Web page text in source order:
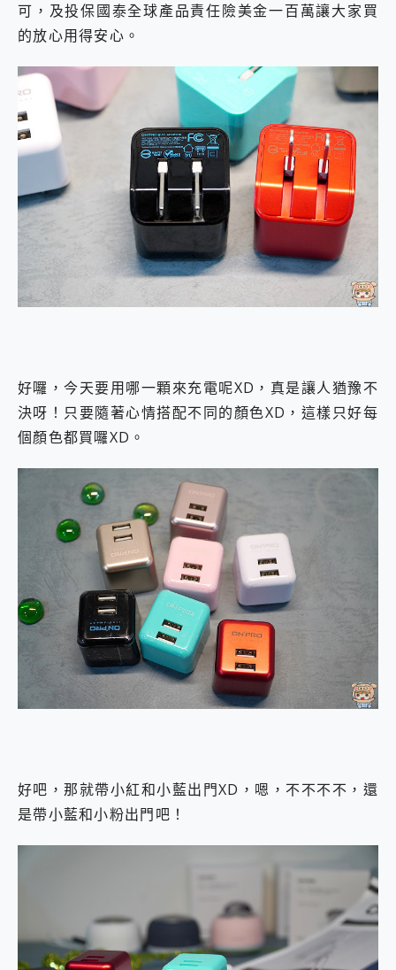
可，及投保國泰全球產品責任險美金一百萬讓大家買
的放心用得安心。
好囉，今天要用哪一顆來充電呢XD，真是讓人猶豫不
決呀！只要隨著心情搭配不同的顏色XD，這樣只好每
個顏色都買囉XD。
好吧，那就帶小紅和小藍出門XD，嗯，不不不不，還
是帶小藍和小粉出門吧！